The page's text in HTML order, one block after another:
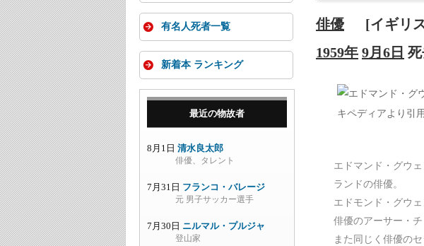
俳優
[イギリ
1959年 9月6日
エドマンド・グウ
ランドの俳優。
エドモンド・グウェ
俳優のアーサー・チ
また同じく俳優の
有名人死者一覧
新着本 ランキング
最近の物故者
8月1日 清水良太郎
俳優、タレント
7月31日 フランコ・バレージ
元 男子サッカー選手
7月30日 ニルマル・プルジャ
登山家